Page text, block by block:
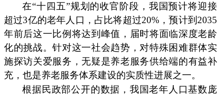
在“十四五”规划的收官阶段，我国预计将迎接
超过3亿的老年人口，占比将超过20%，预计到2035
年前后这一比例将达到峰值，届时将面临深度老龄
化的挑战。针对这一社会趋势，对特殊困难群体实
施探访关爱服务，无疑是养老服务供给端的有益补
充，也是养老服务体系建设的实质性进展之一。
根据民政部公开的数据，我国老年人口基数庞